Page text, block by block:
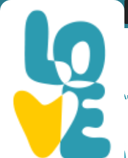
You are here:Home»
» RE BUKE LOUNGE
RE BUKE LOUNGE